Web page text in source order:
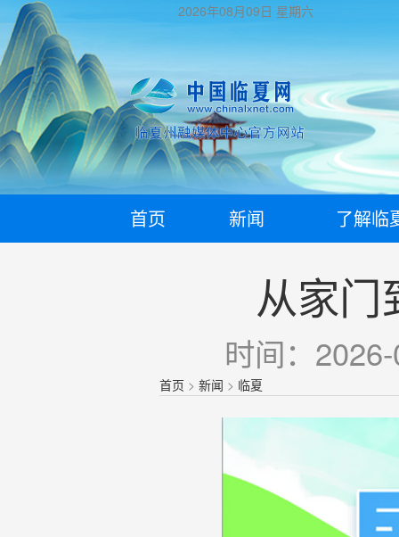
2026年08月09日 星期六
首页 新闻 了解临
从家门
时间：
首页 >新闻 > 临夏